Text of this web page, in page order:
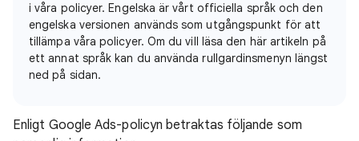
i våra policyer. Engelska är vårt officiella språk och den
engelska versionen används som utgångspunkt för att
tillämpa våra policyer. Om du vill läsa den här artikeln på
ett annat språk kan du använda rullgardinsmenyn längst
ned på sidan.
Enligt Google Ads-policyn betraktas följande som